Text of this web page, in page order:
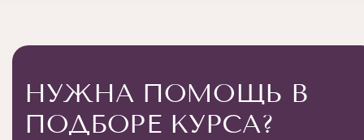
НУЖНА ПОМОЩЬ В
ПОДБОРЕ КУРСА?